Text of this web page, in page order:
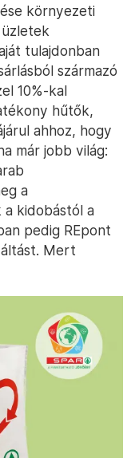
környezeti
tulajdonban
származó
10%-kal
hűtők,
ahhoz, hogy
már jobb világ:
a
a kidobástól a
pedig REpont
Mert